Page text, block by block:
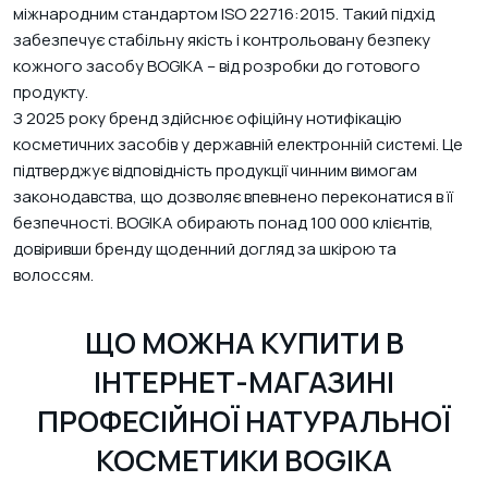
міжнародним стандартом ISO 22716:2015. Такий підхід
забезпечує стабільну якість і контрольовану безпеку
кожного засобу BOGIKA – від розробки до готового
продукту.
З 2025 року бренд здійснює офіційну нотифікацію
косметичних засобів у державній електронній системі. Це
підтверджує відповідність продукції чинним вимогам
законодавства, що дозволяє впевнено переконатися в її
безпечності. BOGIKA обирають понад 100 000 клієнтів,
довіривши бренду щоденний догляд за шкірою та
волоссям.
ЩО МОЖНА КУПИТИ В
ІНТЕРНЕТ-МАГАЗИНІ
ПРОФЕСІЙНОЇ НАТУРАЛЬНОЇ
КОСМЕТИКИ BOGIKA